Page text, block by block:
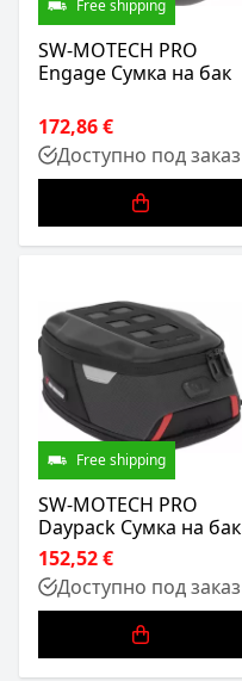
Free shipping
SW-MOTECH PRO
Engage Сумка на бак
172,86 €
Доступно под заказ
Free shipping
SW-MOTECH PRO
Daypack Сумка на бак
152,52 €
Доступно под заказ